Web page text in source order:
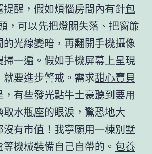
提醒，假如煩惱房間內有針包
，可以先把燈關失落、把窗簾
光線變暗，再翻開手機攝像
一遍。假如手機屏幕上呈現
要進步警戒。需求甜心寶貝
，有些發光點牛土豪聽到要用
水瓶座的眼淚，驚恐地大
有市值！我寧願用一棟別墅
機械裝備自己自帶的。 包養